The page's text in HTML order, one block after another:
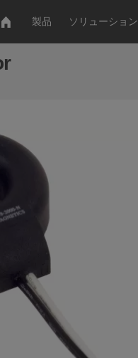
製品 ソリューション